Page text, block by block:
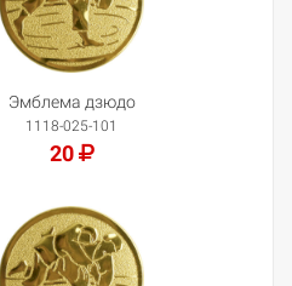
Эмблема дзюдо
1118-025-101
20
Добавить в корзину